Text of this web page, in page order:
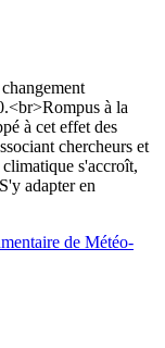
à la
à cet effet des
chercheurs et
s'accroît,
adapter en
de Météo-